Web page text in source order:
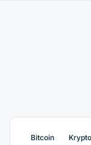
Bitcoin Krypto